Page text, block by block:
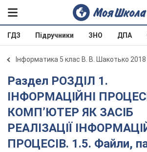
ГДЗ Підручники ЗНО ДПА
Інформатика 5 клас В. В. Шакотько 2018
Раздел РОЗДІЛ 1.
ІНФОРМАЦІЙНІ
КОМП’ЮТЕР ЯК ЗАСІБ
РЕАЛІЗАЦІЇ
ПРОЦЕСІВ. 1.5. Файли,